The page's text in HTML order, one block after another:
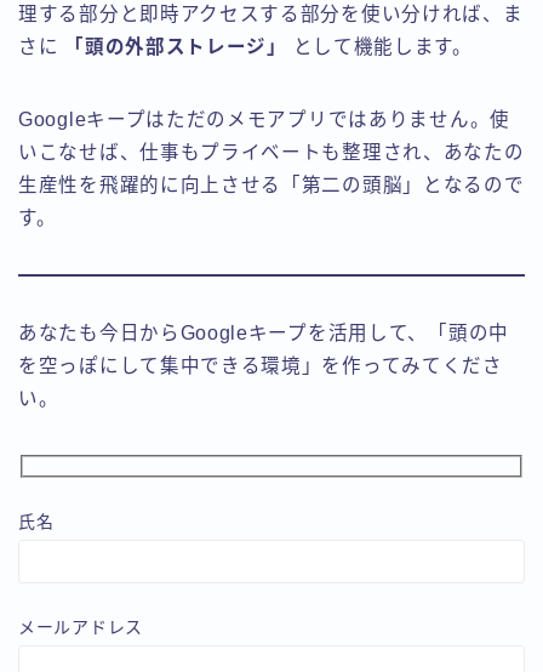
理する部分と即時アクセスする部分を使い分ければ、ま
さに
「頭の外部ストレージ」 として機能します。
Googleキープはただのメモアプリではありません。使
いこなせば、仕事もプライベートも整理され、あなたの
生産性を飛躍的に向上させる「第二の頭脳」となるので
す。
あなたも今日からGoogleキープを活用して、「頭の中
を空っぽにして集中できる環境」を作ってみてくださ
い。
氏名
メールアドレス